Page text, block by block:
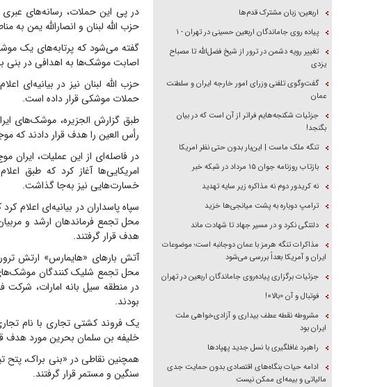
در پی این حملات، رسانه‌های
حزب الله لبنان و انصارالله یمن
گفته می‌شود که پرتابه‌های یک
اصابت موشک‌ها به اهدافی در بنی
حزب الله لبنان نیز در
حملات موشکی قرار داده است.
طبق گزارش الجزیره، موشک‌های
رأس العین را هدف قرار دادند که
امریکایی‌ها آغاز کرد که طبق
خسارت‌هایی نیز به‌جا گذاشت.
سپاه پاسداران در بیانیه‌ای
هدف قرار گرفتند.
آتش بار‌های «هایمارس» ارتش
محل تجمع شلیک کنندگان موشک‌های
در منطقه سیل بانه امارات،
بودند.
خلیفه بن سلمان بحرین مورد هدف
همچنین نقاطی در «بنی براک، پتح
سنگین و مستمر قرار گرفتند.
اربعین؛ زبان مشترک قدم‌ها
پیاده روی جاماندگان اربعین حسینی در تهران - ۱
تغییر رویه دشمن در ترور از شیخ فضل‌الله تا مصباح
یزدی
گفت‌وگوی تلفنی وزرای امور خارجه ایران و سلطنت
عمان
جزئیات شکنجه‌هایم فراتر از آن است که در بیان
بگنجد!
تنگه ملک ماست | این‌بار بدون حتی نظر امریکا
بازتاب روزنامه جوان ۱۵ مرداد در شبکه خبر
نه کریدور دوم نه مذاکره زیر سایه تهدید
ترامپ دوباره به پشت میانجی‌ها خزید
دلتنگی نکرد و در مسیر جهاد تا شهادت ماند
مذاکرات تنگه هرمز با عمان دوجانبه است؛ موضوعات
ایران و آمریکا بعداً بررسی می‌شود
جزئیات برگزاری پیاده‌روی جاماندگان اربعین در تهران
فوتبال و آن «بالا»!
مشروطه نقطه عطف بیداری و آزادی‌خواهی ملت
ایران بود
راهبرد غافلگیری با نسل جدید پهپاد‌ها
ادامه حیات بنگاه‌های اقتصادی بدون حمایت جدی
مالیاتی و بیمه‌ای ممکن نیست